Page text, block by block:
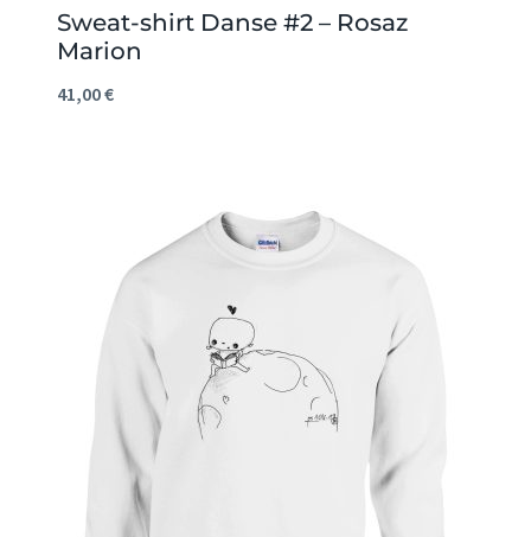
Sweat-shirt Danse #2 – Rosaz
Marion
41,00€